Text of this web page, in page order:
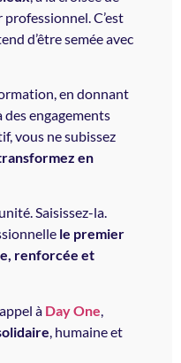
C’est
d’être semée avec
en donnant
des engagements
vous ne subissez
en
Saisissez-la.
le premier
renforcée et
à Day One
, humaine et